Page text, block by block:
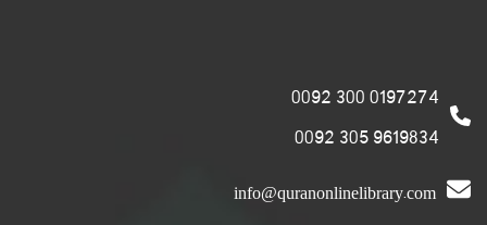
0197274 300 0092
9619834 305 0092
info@quranonlinelibrary.com